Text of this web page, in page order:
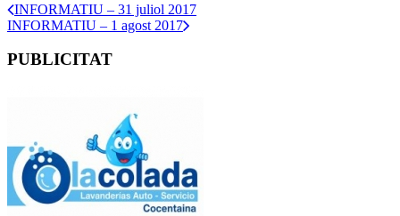
INFORMATIU – 31 juliol 2017
INFORMATIU – 1 agost 2017
PUBLICITAT